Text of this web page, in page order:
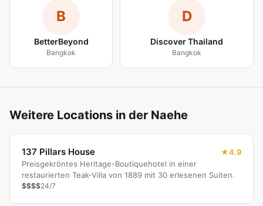
B
BetterBeyond
Bangkok
D
Discover Thailand
Bangkok
Weitere Locations in der Naehe
137 Pillars House
4.9
Preisgekröntes Heritage-Boutiquehotel in einer
restaurierten Teak-Villa von 1889 mit 30 erlesenen Suiten.
$$$$24/7